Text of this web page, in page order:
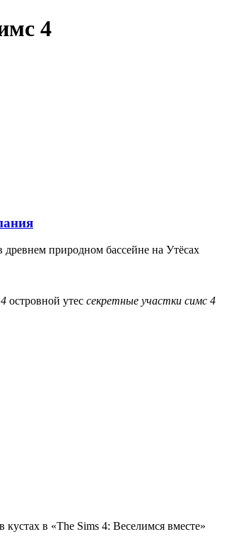
4
природном бассейне на Утёсах
4 островной утес секретные участки симс 4
в «The Sims 4: Веселимся вместе»